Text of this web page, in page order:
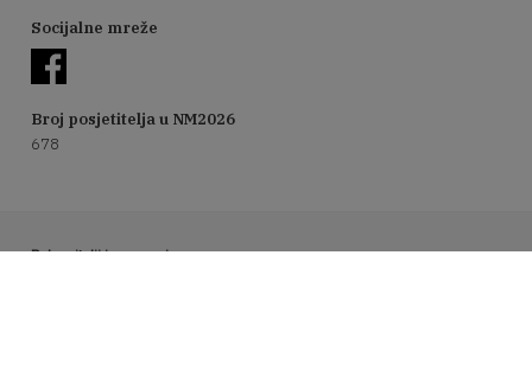
Socijalne mreže
Broj posjetitelja u NM2026
678
Pokrovitelji i sponzori